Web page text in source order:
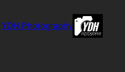
YDH Photography